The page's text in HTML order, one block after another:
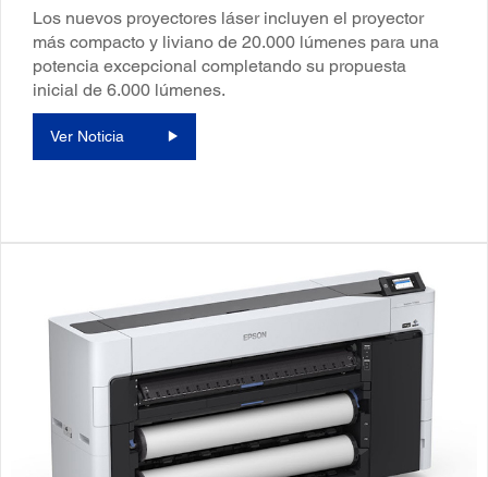
Los nuevos proyectores láser incluyen el proyector
más compacto y liviano de 20.000 lúmenes para una
potencia excepcional completando su propuesta
inicial de 6.000 lúmenes.
Ver Noticia